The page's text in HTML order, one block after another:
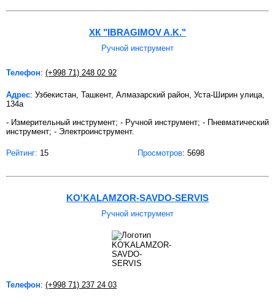
ХК "IBRAGIMOV A.K."
Ручной инструмент
Телефон: (+998 71) 248 02 92
Адрес: Узбекистан, Ташкент, Алмазарский район, Уста-Ширин улица,
134а
- Измерительный инструмент; - Ручной инструмент; - Пневматический
инструмент; - Электроинструмент.
Рейтинг: 15 Просмотров: 5698
KO'KALAMZOR-SAVDO-SERVIS
Ручной инструмент
Телефон: (+998 71) 237 24 03